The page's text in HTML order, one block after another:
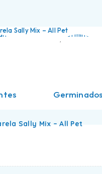
Sally Mix – All Pet
Germinados
Sally Mix – All Pet